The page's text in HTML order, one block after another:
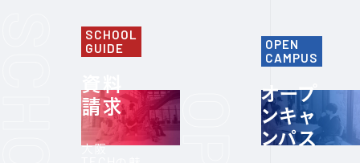
SCHOOL
GUIDE
資料
請求
大阪
OPEN
CAMPUS
オープ
ンキャ
ンパス